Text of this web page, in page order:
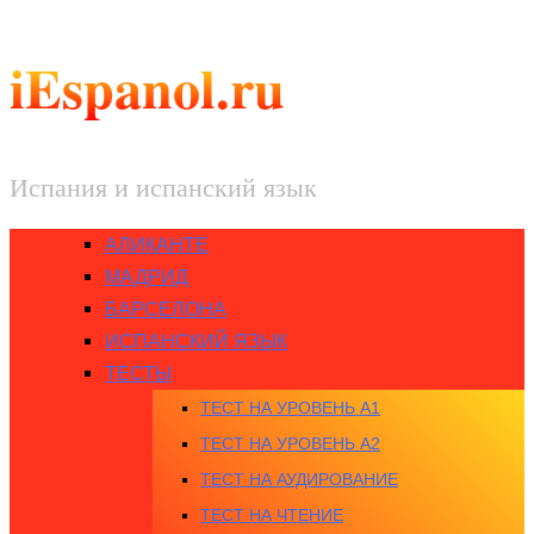
iEspanol.ru
Испания и испанский язык
АЛИКАНТЕ
МАДРИД
БАРСЕЛОНА
ИСПАНСКИЙ ЯЗЫК
ТЕСТЫ
ТЕСТ НА УРОВЕНЬ A1
ТЕСТ НА УРОВЕНЬ A2
ТЕСТ НА АУДИРОВАНИЕ
ТЕСТ НА ЧТЕНИЕ